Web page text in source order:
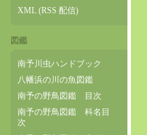
XML (RSS 配信)
図鑑
南予川虫ハンドブック
八幡浜の川の魚図鑑
南予の野鳥図鑑 目次
南予の野鳥図鑑 科名目
次